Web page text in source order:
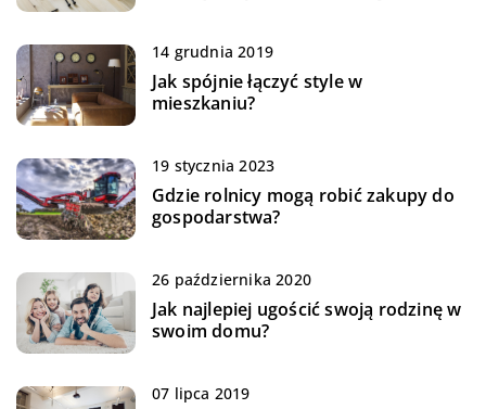
14 grudnia 2019
Jak spójnie łączyć style w
mieszkaniu?
19 stycznia 2023
Gdzie rolnicy mogą robić zakupy do
gospodarstwa?
26 października 2020
Jak najlepiej ugościć swoją rodzinę w
swoim domu?
07 lipca 2019